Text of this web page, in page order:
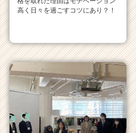
高く日々を過ごすコツにあり？！